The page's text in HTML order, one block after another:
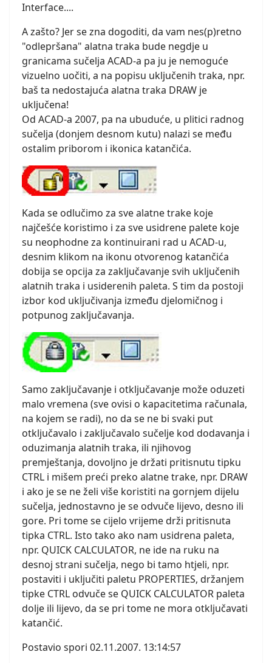
Interface....
A zašto? Jer se zna dogoditi, da vam nes(p)retno
"odlepršana" alatna traka bude negdje u
granicama sučelja ACAD-a pa ju je nemoguće
vizuelno uočiti, a na popisu uključenih traka, npr.
baš ta nedostajuća alatna traka DRAW je
uključena!
Od ACAD-a 2007, pa na ubuduće, u plitici radnog
sučelja (donjem desnom kutu) nalazi se među
ostalim priborom i ikonica katančića.
Kada se odlučimo za sve alatne trake koje
najčešće koristimo i za sve usidrene palete koje
su neophodne za kontinuirani rad u ACAD-u,
desnim klikom na ikonu otvorenog katančića
dobija se opcija za zaključavanje svih uključenih
alatnih traka i usiderenih paleta. S tim da postoji
izbor kod uključivanja između djelomičnog i
potpunog zaključavanja.
Samo zaključavanje i otključavanje može oduzeti
malo vremena (sve ovisi o kapacitetima računala,
na kojem se radi), no da se ne bi svaki put
otključavalo i zaključavalo sučelje kod dodavanja i
oduzimanja alatnih traka, ili njihovog
premještanja, dovoljno je držati pritisnutu tipku
CTRL i mišem preći preko alatne trake, npr. DRAW
i ako je se ne želi više koristiti na gornjem dijelu
sučelja, jednostavno je se odvuče lijevo, desno ili
gore. Pri tome se cijelo vrijeme drži pritisnuta
tipka CTRL. Isto tako ako nam usidrena paleta,
npr. QUICK CALCULATOR, ne ide na ruku na
desnoj strani sučelja, nego bi tamo htjeli, npr.
postaviti i uključiti paletu PROPERTIES, držanjem
tipke CTRL odvuče se QUICK CALCULATOR paleta
dolje ili lijevo, da se pri tome ne mora otključavati
katančić.
Postavio spori 02.11.2007. 13:14:57